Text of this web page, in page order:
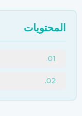
المحتويات
01
.
02
.